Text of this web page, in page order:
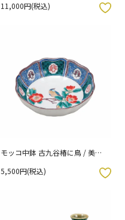
11,000円(税込)
モッコ中鉢 古九谷椿に鳥 / 美山
5,500円(税込)